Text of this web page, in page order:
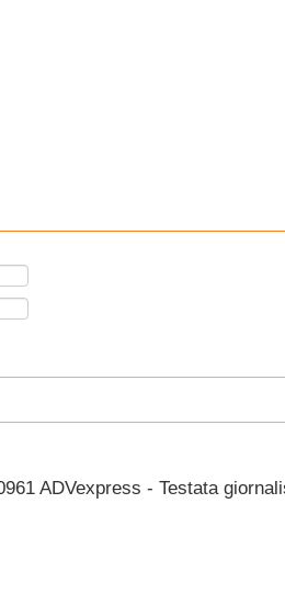
ADVexpress - Testata